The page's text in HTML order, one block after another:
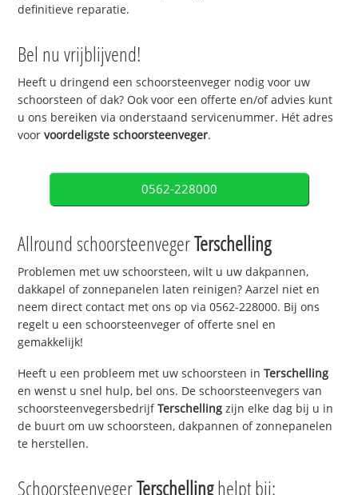
definitieve reparatie.
Bel nu vrijblijvend!
Heeft u dringend een schoorsteenveger nodig voor uw
schoorsteen of dak? Ook voor een offerte en/of advies kunt
u ons bereiken via onderstaand servicenummer. Hét adres
voorvoordeligste schoorsteenveger.
0562-228000
Allround schoorsteenvegerTerschelling
Problemen met uw schoorsteen, wilt u uw dakpannen,
dakkapel of zonnepanelen laten reinigen? Aarzel niet en
neem direct contact met ons op via 0562-228000. Bij ons
regelt u een schoorsteenveger of offerte snel en
gemakkelijk!
Heeft u een probleem met uw schoorsteen inTerschelling
en wenst u snel hulp, bel ons. De schoorsteenvegers van
schoorsteenvegersbedrijfTerschelling zijn elke dag bij u in
de buurt om uw schoorsteen, dakpannen of zonnepanelen
te herstellen.
SchoorsteenvegerTerschellinghelpt bij: